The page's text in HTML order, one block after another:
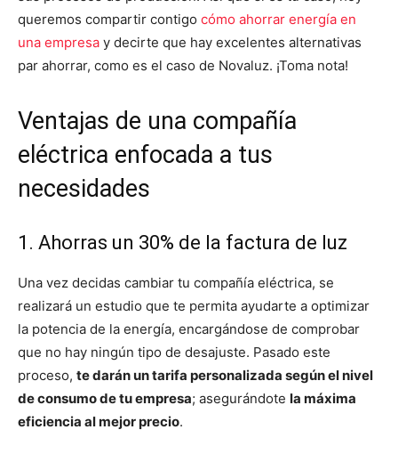
queremos compartir contigo cómo ahorrar energía en
una empresa y decirte que hay excelentes alternativas
par ahorrar, como es el caso de Novaluz. ¡Toma nota!
Ventajas de una compañía
eléctrica enfocada a tus
necesidades
1. Ahorras un 30% de la factura de luz
Una vez decidas cambiar tu compañía eléctrica, se
realizará un estudio que te permita ayudarte a optimizar
la potencia de la energía, encargándose de comprobar
que no hay ningún tipo de desajuste. Pasado este
proceso, te darán un tarifa personalizada según el nivel
de consumo de tu empresa; asegurándote la máxima
eficiencia al mejor precio.